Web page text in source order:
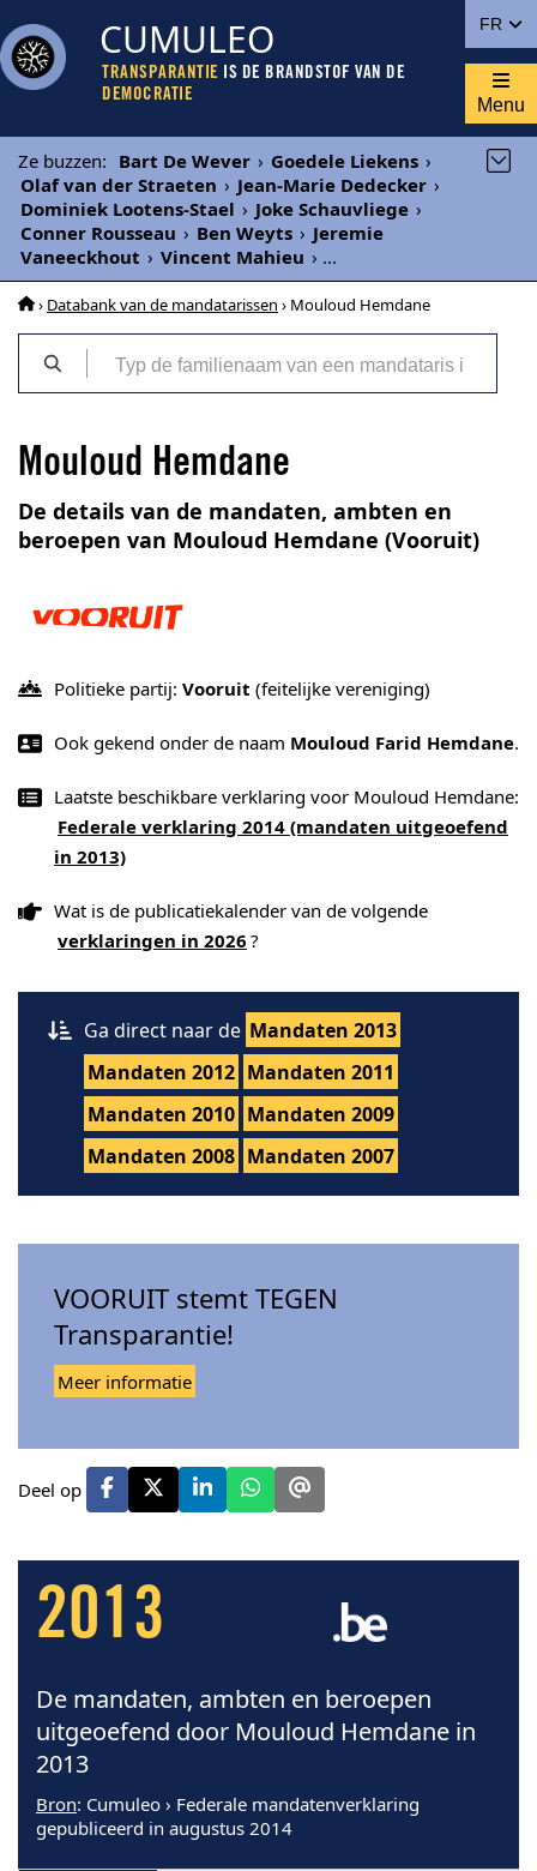
FR
CUMULEO
TRANSPARANTIE IS DE BRANDSTOF VAN DE
DEMOCRATIE
Menu
Ze buzzen: Bart De Wever › Goedele Liekens ›
Olaf van der Straeten › Jean-Marie Dedecker ›
Dominiek Lootens-Stael › Joke Schauvliege ›
Conner Rousseau › Ben Weyts › Jeremie
Vaneeckhout › Vincent Mahieu › ...
› Databank van de mandatarissen › Mouloud Hemdane
Mouloud Hemdane
De details van de mandaten, ambten en
beroepen van Mouloud Hemdane (Vooruit)
Politieke partij: Vooruit (feitelijke vereniging)
Ook gekend onder de naam Mouloud Farid Hemdane.
Laatste beschikbare verklaring voor Mouloud Hemdane:
Federale verklaring 2014 (mandaten uitgeoefend
in 2013)
Wat is de publicatiekalender van de volgende
verklaringen in 2026 ?
Ga direct naar de Mandaten 2013
Mandaten 2012 Mandaten 2011
Mandaten 2010 Mandaten 2009
Mandaten 2008 Mandaten 2007
VOORUIT stemt TEGEN
Transparantie!
Meer informatie
Deel op
2013
De mandaten, ambten en beroepen
uitgeoefend door Mouloud Hemdane in
2013
Bron: Cumuleo › Federale mandatenverklaring
gepubliceerd in augustus 2014